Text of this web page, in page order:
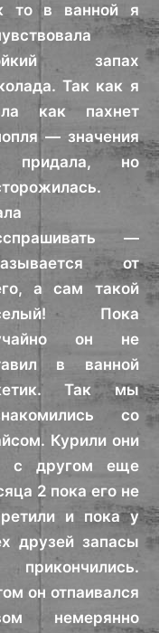
то в ванной я
запах
Так как я
как пахнет
— значения
придала, но
—
от
а сам такой
Пока
он не
в ванной
Так мы
со
Курили они
с другом еще
2 пока его не
и пока у
друзей запасы
он отпаивался
немерянно